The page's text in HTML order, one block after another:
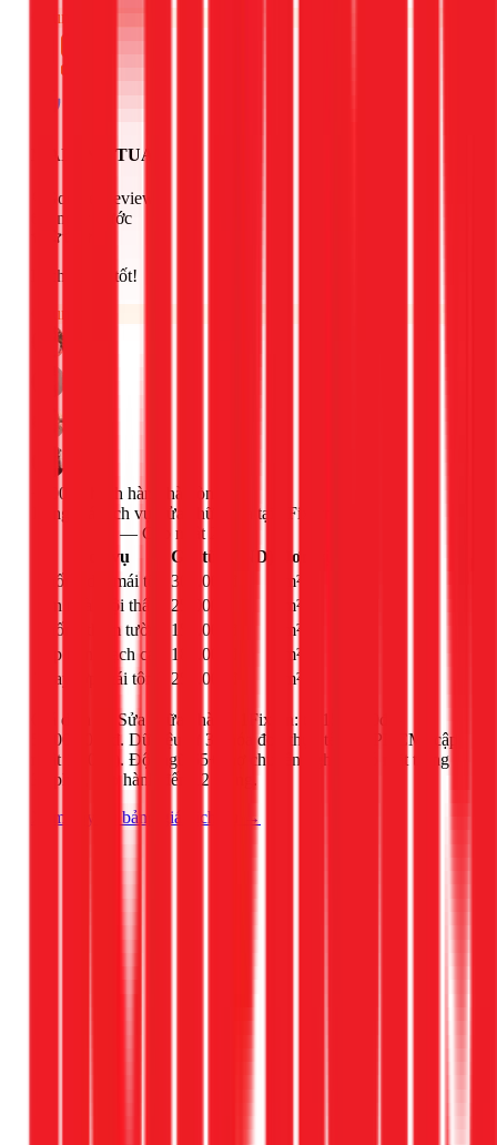
Chung
MAI ANH TUAN
Google Review
4 ngày trước
Dịch vụ rất tốt!
Chung
+300K
khách hàng hài lòng
Bảng giá dịch vụ
Sửa chữa nhà
tại 1Fix.vn
— Cập nhật 2026
Dịch vụ
Giá từ (VND)
Đơn vị
Chống dột mái tôn
300.000đ
m²
Sơn nhà (nội thất)
25.000đ
m²
Chống thấm tường
150.000đ
m²
Lắp trần thạch cao
180.000đ
m²
Thay lợp mái tôn
250.000đ m²
Giá dịch vụ Sửa chữa nhà tại 1Fix.vn: từ 150.000đ
50.000.000đ . Dữ liệu từ 32
hóa đơn thực tế tại TPHCM (cập
nhật
). Đội ngũ 65+ thợ chuyên nghiệp, có mặt trong
30 phút, bảo hành đến 12 tháng.
Xem đầy đủ bảng giá dịch vụ →